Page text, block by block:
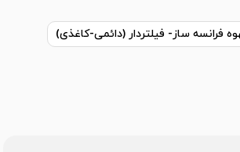
ساز- فیلتردار (دائمی-کاغذی)